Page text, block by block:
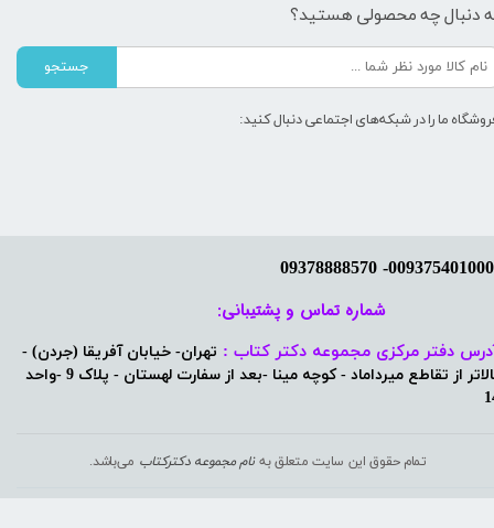
دفتر مرکزی مجموعه دکتر کتاب : تهران- خیابان آفریقا (جردن) -
بالاتر از تقاطع میرداماد - کوچه مینا -بعد از سفارت لهستان - پلاک 9 -واحد
تمام حقوق این سایت متعلق بهنام مجموعه دکترکتاب می‌باشد.
شماره تماس و پشتیبانی: ​​​​​​​
دنبال چه محصولی هستید؟
جستجو
ما را در شبکه‌های اجتماعی دنبال کنید: